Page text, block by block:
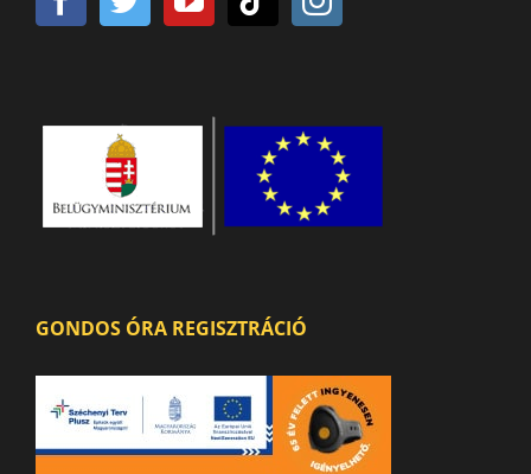
GONDOS ÓRA REGISZTRÁCIÓ